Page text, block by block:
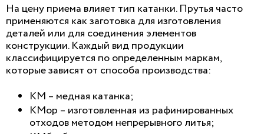
На цену приема влияет тип катанки. Прутья часто
применяются как заготовка для изготовления
деталей или для соединения элементов
конструкции. Каждый вид продукции
классифицируется по определенным маркам,
которые зависят от способа производства:
КМ – медная катанка;
КМор – изготовленная из рафинированных
отходов методом непрерывного литья;